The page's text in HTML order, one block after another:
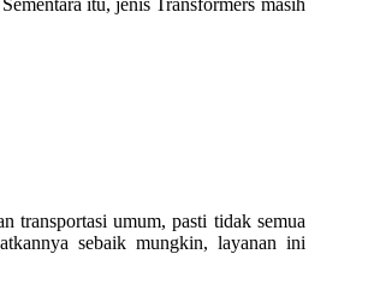
transportasi umum, pasti tidak semua
sebaik mungkin, layanan ini